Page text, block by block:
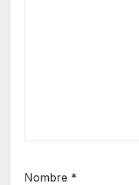
Nombre *